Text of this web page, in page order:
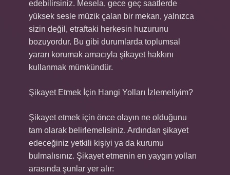
edebilirsiniz. Mesela, gece geç saatlerde
yüksek sesle müzik çalan bir mekan, yalnızca
sizin değil, etraftaki herkesin huzurunu
bozuyordur. Bu gibi durumlarda toplumsal
yararı korumak amacıyla şikayet hakkını
kullanmak mümkündür.
Şikayet Etmek İçin Hangi Yolları İzlemeliyim?
Şikayet etmek için önce olayın ne olduğunu
tam olarak belirlemelisiniz. Ardından şikayet
edeceğiniz yetkili kişiyi ya da kurumu
bulmalısınız. Şikayet etmenin en yaygın yolları
arasında şunlar yer alır: